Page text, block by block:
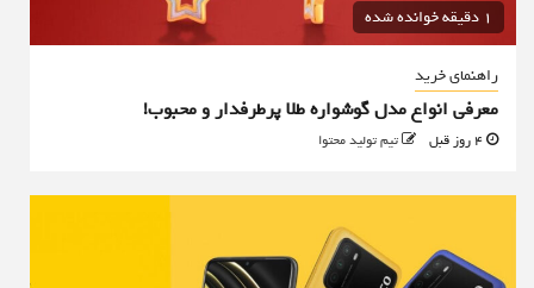
1 دقیقه خوانده شده
راهنمای خرید
معرفی انواع مدل گوشواره طلا پرطرفدار و محبوب!
تیم تولید محتوا